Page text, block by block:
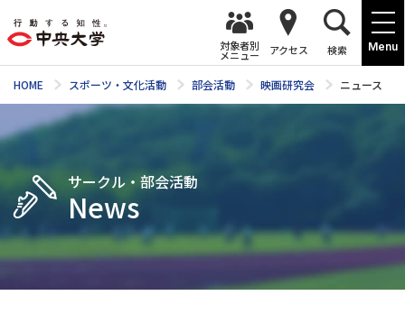
Menu
対象者別
メニュー アクセス 検索
HOME スポーツ・文化活動 部会活動 映画研究会 ニュース
サークル・部会活動
News